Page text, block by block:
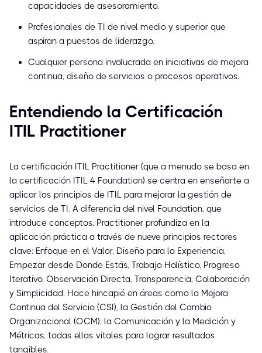
capacidades de asesoramiento.
Profesionales de TI de nivel medio y superior que
aspiran a puestos de liderazgo.
Cualquier persona involucrada en iniciativas de mejora
continua, diseño de servicios o procesos operativos.
Entendiendo la Certificación
ITIL Practitioner
La certificación ITIL Practitioner (que a menudo se basa en
la certificación ITIL 4 Foundation) se centra en enseñarte a
aplicar los principios de ITIL para mejorar la gestión de
servicios de TI. A diferencia del nivel Foundation, que
introduce conceptos, Practitioner profundiza en la
aplicación práctica a través de nueve principios rectores
clave: Enfoque en el Valor, Diseño para la Experiencia,
Empezar desde Donde Estás, Trabajo Holístico, Progreso
Iterativo, Observación Directa, Transparencia, Colaboración
y Simplicidad. Hace hincapié en áreas como la Mejora
Continua del Servicio (CSI), la Gestión del Cambio
Organizacional (OCM), la Comunicación y la Medición y
Métricas, todas ellas vitales para lograr resultados
tangibles.